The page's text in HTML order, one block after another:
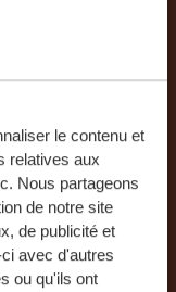
le contenu et
relatives aux
Nous partageons
de notre site
de publicité et
avec d'autres
ou qu'ils ont
avec des
planifier